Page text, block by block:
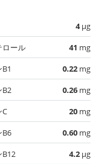
4µg
ロール
41 mg
0.22 mg
B2
0.26 mg
C
20 mg
B6
0.60 mg
B12
4.2 µg